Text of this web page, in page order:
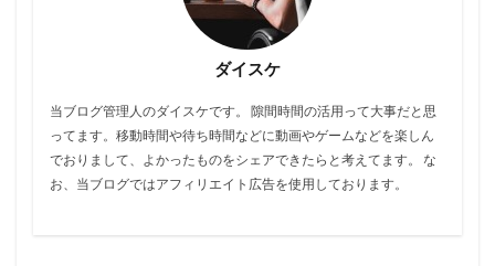
ダイスケ
当ブログ管理人のダイスケです。 隙間時間の活用って大事だと思
ってます。移動時間や待ち時間などに動画やゲームなどを楽しん
でおりまして、よかったものをシェアできたらと考えてます。 な
お、当ブログではアフィリエイト広告を使用しております。